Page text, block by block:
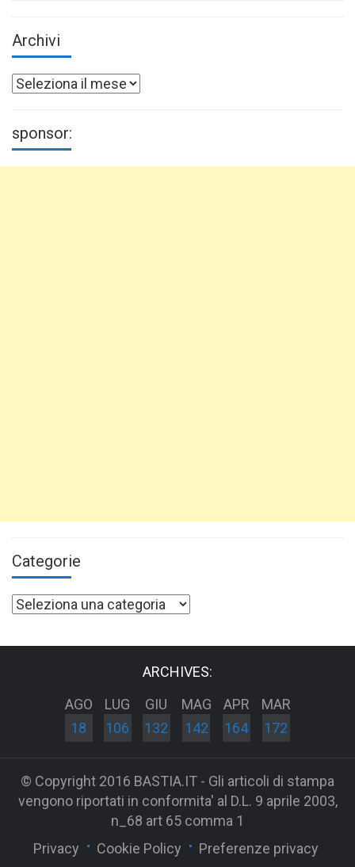
Archivi
Archivi
sponsor:
Categorie
Categorie
ARCHIVES:
AGO
18
LUG
106
GIU
132
MAG
142
APR
164
MAR
172
© Copyright 2016 BASTIA.IT - Gli articoli di stampa
vengono riportati in conformita' al D.L. 9 aprile 2003,
n_68 art 65 comma 1
Privacy
Cookie Policy Preferenze privacy